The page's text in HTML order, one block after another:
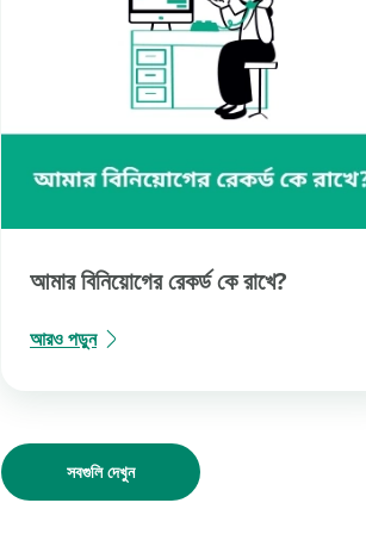
আরোপ করা বা নির্দেশ জারি করার ক্ষমতা রয়েছে।
সিকিউরিটিজে বিনিয়োগকারীদের স্বার্থ রক্ষা করা এবং
ইন্ডিয়া উপরের সমস্ত কার্যাবলী পরিচালনা করে।
দাবিত্যাগ
মিউচ্যুয়াল ফান্ডে বিনিয়োগবাজারগত ঝুঁকি সাপেক্ষ, সমস্ত
আমার বিনিয়োগের রেকর্ড কে রাখে?
আরও পড়ুন
সবগুলি দেখুন